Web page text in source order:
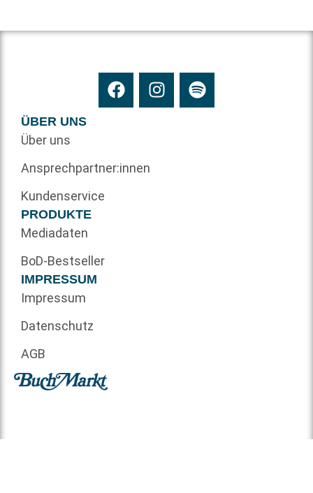
ÜBER UNS
Über uns
Ansprechpartner:innen
Kundenservice
PRODUKTE
Mediadaten
BoD-Bestseller
IMPRESSUM
Impressum
Datenschutz
AGB